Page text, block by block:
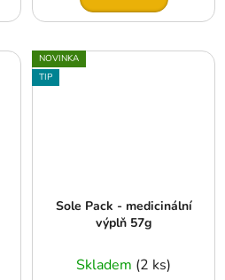
NOVINKA
TIP
Sole Pack - medicinální
výplň 57g
Skladem (2 ks)